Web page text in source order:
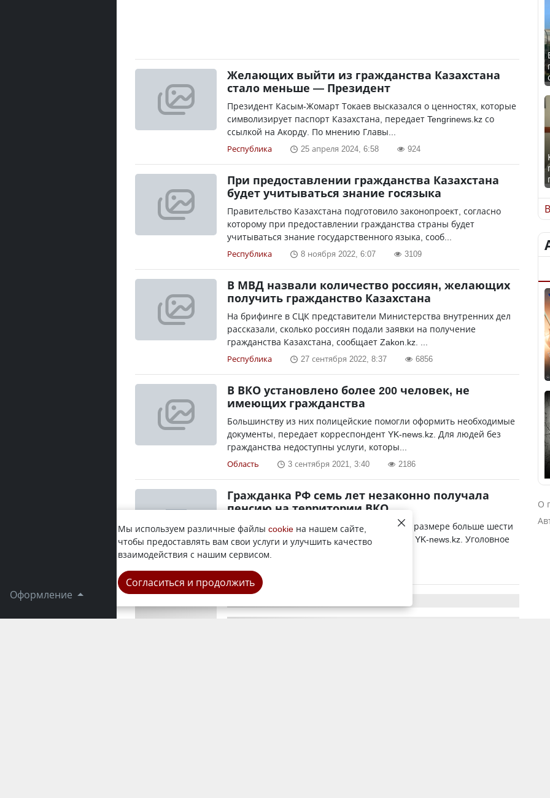
Оформление
Желающих выйти из гражданства Казахстана
стало меньше — Президент
Президент Касым-Жомарт Токаев высказался о ценностях, которые
символизирует паспорт Казахстана, передает Tengrinews.kz со
ссылкой на Акорду. По мнению Главы...
Республика 25 апреля 2024, 6:58 924
При предоставлении гражданства Казахстана
будет учитываться знание госязыка
Правительство Казахстана подготовило законопроект, согласно
которому при предоставлении гражданства страны будет
учитываться знание государственного языка, сооб...
Республика 8 ноября 2022, 6:07 3109
В МВД назвали количество россиян, желающих
получить гражданство Казахстана
На брифинге в СЦК представители Министерства внутренних дел
рассказали, сколько россиян подали заявки на получение
гражданства Казахстана, сообщает Zakon.kz. ...
Республика 27 сентября 2022, 8:37 6856
В ВКО установлено более 200 человек, не
имеющих гражданства
Большинству из них полицейские помогли оформить необходимые
документы, передает корреспондент YK-news.kz. Для людей без
гражданства недоступны услуги, которы...
Область 3 сентября 2021, 3:40 2186
Гражданка РФ семь лет незаконно получала
пенсию на территории ВКО
Пенсионерка нанесла ущерб государству в размере больше шести
миллионов тенге, передает корреспондент YK-news.kz. Уголовное
дело в отношении гражданки России...
Область
О
Мы используем различные файлы cookie на нашем сайте,
чтобы предоставлять вам свои услуги и улучшить качество
взаимодействия с нашим сервисом.
Согласиться и продолжить